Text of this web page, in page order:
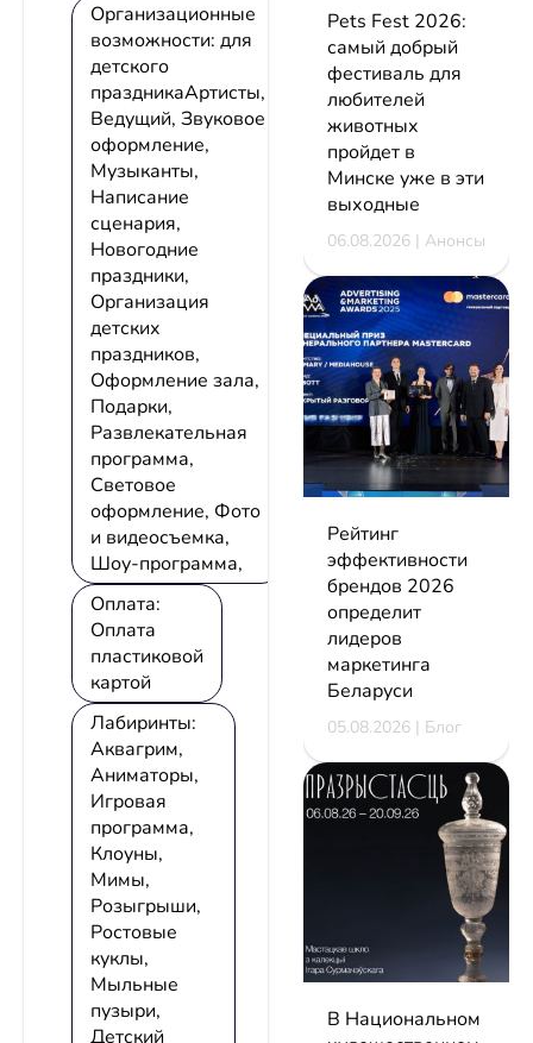
Организационные
возможности: для
детского
праздникаАртисты,
Ведущий, Звуковое
оформление,
Музыканты,
Написание
сценария,
Новогодние
праздники,
Организация
детских
праздников,
Оформление зала,
Подарки,
Развлекательная
программа,
Световое
оформление, Фото
и видеосъемка,
Шоу-программа,
Оплата:
Оплата
пластиковой
картой
Лабиринты:
Аквагрим,
Аниматоры,
Игровая
программа,
Клоуны,
Мимы,
Розыгрыши,
Ростовые
куклы,
Мыльные
пузыри,
Детский
Pets Fest 2026:
самый добрый
фестиваль для
любителей
животных
пройдет в
Минске уже в эти
выходные
06.08.2026 | Анонсы
Рейтинг
эффективности
брендов 2026
определит
лидеров
маркетинга
Беларуси
05.08.2026 | Блог
В Национальном